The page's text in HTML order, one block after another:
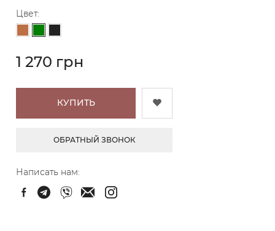
Цвет:
1 270 грн
КУПИТЬ
ОБРАТНЫЙ ЗВОНОК
Написать нам: